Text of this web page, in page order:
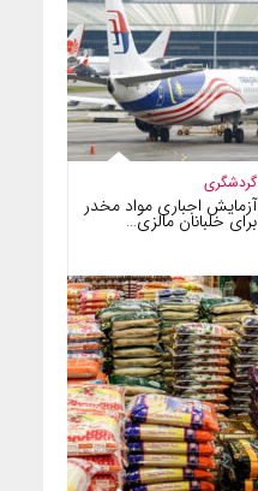
گردشگری
آزمایش اجباری مواد مخدر
برای خلبانان مالزی…